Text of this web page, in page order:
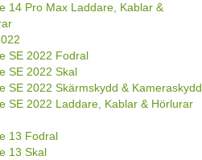
14 Pro Max Laddare, Kablar &
SE 2022 Fodral
SE 2022 Skal
SE 2022 Skärmskydd & Kameraskydd
SE 2022 Laddare, Kablar & Hörlurar
13 Fodral
13 Skal